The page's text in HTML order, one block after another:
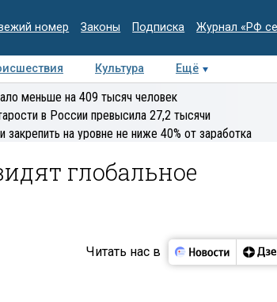
номер Законы Подписка Журнал «РФ
Культура
Ещё
Интервью Колумнисты
меньше на 409 тысяч человек
в России превысила 27,2 тысячи
на уровне не ниже 40% от заработка
глобальное
Читать нас в